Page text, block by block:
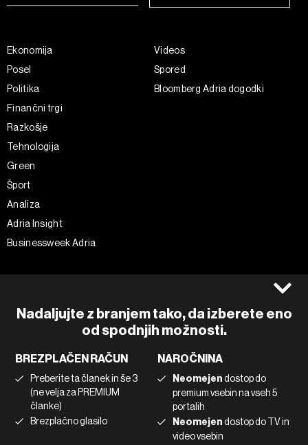
Nadaljujte z branjem tako, da izberete eno
od spodnjih možnosti.
BREZPLAČEN RAČUN
Preberite ta članek in še 3
(ne velja za PREMIUM
članke)
Brezplačno glasilo
NAROČNINA
Neomejendostop do
premium vsebin na vseh 5
portalih
Neomejendostop do TV in
video vsebin
Ekonomija
Posel
Politika
Finančni trgi
Razkošje
Tehnologija
Green
Šport
Analiza
Adria Insight
Businessweek Adria
Videos
Spored
Bloomberg Adria dogodki
Piškotki
Marketing
Uporaba umetne inteligence
Instagram
Linkedin
Tiktok
©2022 - 2026 Bloomberg L.P. All Rights Reserved. BLOOMBERG and
the BLOOMBERG logo are registered trademarks and service marks of